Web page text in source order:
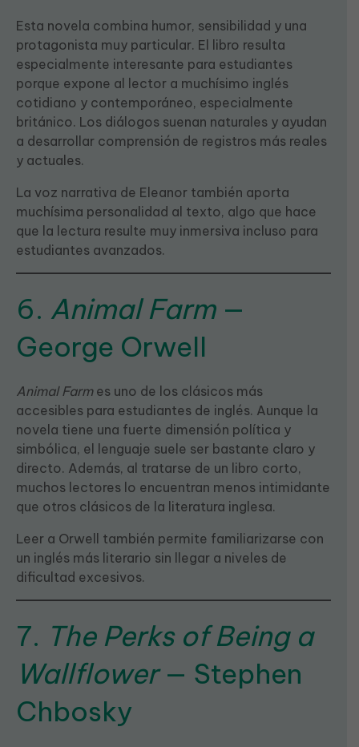
Esta novela combina humor, sensibilidad y una
protagonista muy particular. El libro resulta
especialmente interesante para estudiantes
porque expone al lector a muchísimo inglés
cotidiano y contemporáneo, especialmente
británico. Los diálogos suenan naturales y ayudan
a desarrollar comprensión de registros más reales
y actuales.
La voz narrativa de Eleanor también aporta
muchísima personalidad al texto, algo que hace
que la lectura resulte muy inmersiva incluso para
estudiantes avanzados.
6. Animal Farm—
George Orwell
Animal Farmes uno de los clásicos más
accesibles para estudiantes de inglés. Aunque la
novela tiene una fuerte dimensión política y
simbólica, el lenguaje suele ser bastante claro y
directo. Además, al tratarse de un libro corto,
muchos lectores lo encuentran menos intimidante
que otros clásicos de la literatura inglesa.
Leer a Orwell también permite familiarizarse con
un inglés más literario sin llegar a niveles de
dificultad excesivos.
7. The Perks of Being a
Wallflower— Stephen
Chbosky